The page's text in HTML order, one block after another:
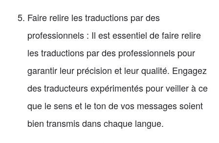
Faire relire les traductions par des
professionnels : Il est essentiel de faire relire
les traductions par des professionnels pour
garantir leur précision et leur qualité. Engagez
des traducteurs expérimentés pour veiller à ce
que le sens et le ton de vos messages soient
bien transmis dans chaque langue.